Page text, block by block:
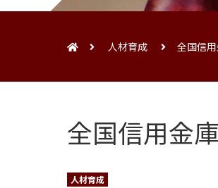
人材育成 全国信
全国信用金
人材育成